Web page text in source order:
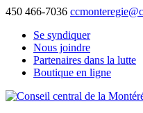
450 466-7036
Se syndiquer
Nous joindre
Partenaires dans la lutte
Boutique en ligne